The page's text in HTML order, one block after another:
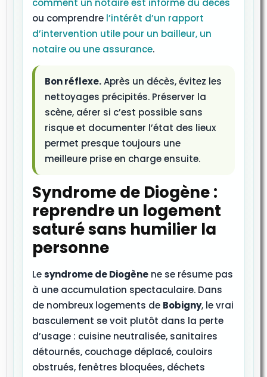
ou comprendre l’intérêt d’un rapport
d’intervention utile pour un bailleur, un
notaire ou une assurance.
Bon réflexe.Après un décès, évitez les
nettoyages précipités. Préserver la
scène, aérer si c’est possible sans
risque et documenter l’état des lieux
permet presque toujours une
meilleure prise en charge ensuite.
Syndrome de Diogène :
reprendre un logement
saturé sans humilier la
personne
Lesyndrome de Diogène ne se résume pas
à une accumulation spectaculaire. Dans
de nombreux logements de Bobigny, le vrai
basculement se voit plutôt dans la perte
d’usage : cuisine neutralisée, sanitaires
détournés, couchage déplacé, couloirs
obstrués, fenêtres bloquées, déchets